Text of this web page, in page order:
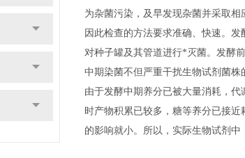
为杂菌污染，及早发现杂菌并采取相
因此检查的方法要求准确、快速。
对种子罐及其管道进行*灭菌。发酵
中期染菌不但严重干扰生物试剂菌株
由于发酵中期养分已被大量消耗，
时产物积累已较多，糖等养分已接
的影响就小。所以，实际生物试剂中